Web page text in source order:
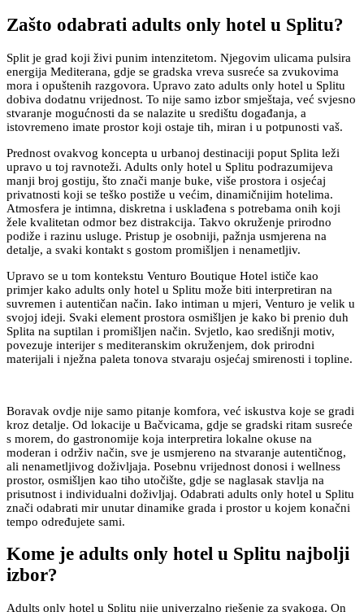
Zašto odabrati adults only hotel u Splitu?
Split je grad koji živi punim intenzitetom. Njegovim ulicama pulsira
energija Mediterana, gdje se gradska vreva susreće sa zvukovima
mora i opuštenih razgovora. Upravo zato adults only hotel u Splitu
dobiva dodatnu vrijednost. To nije samo izbor smještaja, već svjesno
stvaranje mogućnosti da se nalazite u središtu događanja, a
istovremeno imate prostor koji ostaje tih, miran i u potpunosti vaš.
Prednost ovakvog koncepta u urbanoj destinaciji poput Splita leži
upravo u toj ravnoteži. Adults only hotel u Splitu podrazumijeva
manji broj gostiju, što znači manje buke, više prostora i osjećaj
privatnosti koji se teško postiže u većim, dinamičnijim hotelima.
Atmosfera je intimna, diskretna i usklađena s potrebama onih koji
žele kvalitetan odmor bez distrakcija. Takvo okruženje prirodno
podiže i razinu usluge. Pristup je osobniji, pažnja usmjerena na
detalje, a svaki kontakt s gostom promišljen i nenametljiv.
Upravo se u tom kontekstu Venturo Boutique Hotel ističe kao
primjer kako adults only hotel u Splitu može biti interpretiran na
suvremen i autentičan način. Iako intiman u mjeri, Venturo je velik u
svojoj ideji. Svaki element prostora osmišljen je kako bi prenio duh
Splita na suptilan i promišljen način. Svjetlo, kao središnji motiv,
povezuje interijer s mediteranskim okruženjem, dok prirodni
materijali i nježna paleta tonova stvaraju osjećaj smirenosti i topline.
Boravak ovdje nije samo pitanje komfora, već iskustva koje se gradi
kroz detalje. Od lokacije u Bačvicama, gdje se gradski ritam susreće
s morem, do gastronomije koja interpretira lokalne okuse na
moderan i održiv način, sve je usmjereno na stvaranje autentičnog,
ali nenametljivog doživljaja. Posebnu vrijednost donosi i wellness
prostor, osmišljen kao tiho utočište, gdje se naglasak stavlja na
prisutnost i individualni doživljaj. Odabrati adults only hotel u Splitu
znači odabrati mir unutar dinamike grada i prostor u kojem konačni
tempo određujete sami.
Kome je adults only hotel u Splitu najbolji
izbor?
Adults only hotel u Splitu nije univerzalno rješenje za svakoga. On